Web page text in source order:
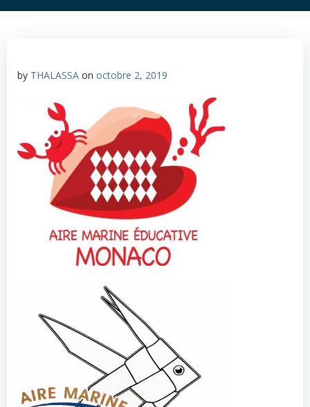
by THALASSA on octobre 2, 2019